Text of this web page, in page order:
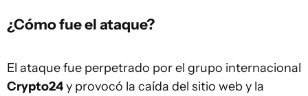
¿Cómo fue el ataque?
El ataque fue perpetrado por el grupo internacional
Crypto24y provocó la caída del sitio web y la